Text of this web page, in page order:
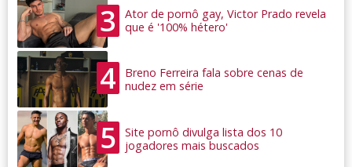
3
Ator de pornô gay, Victor Prado revela
que é '100% hétero'
4
Breno Ferreira fala sobre cenas de
nudez em série
5
Site pornô divulga lista dos 10
jogadores mais buscados